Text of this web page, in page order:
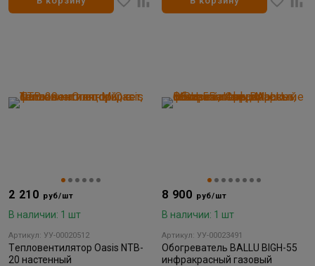
2 210 руб/шт
В наличии: 1 шт
Артикул: УУ-00020512
Tепловентилятор Oasis NTB-
20 настенный
8 900 руб/шт
В наличии: 1 шт
Артикул: УУ-00023491
Обогреватель BALLU BIGH-55
инфракрасный газовый